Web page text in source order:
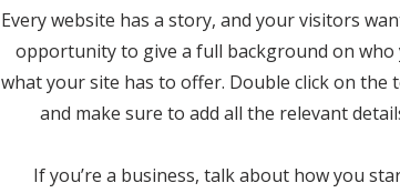
Every website has a story, and your visitors
opportunity to give a full background on who
what your site has to offer. Double click on
and make sure to add all the relevant
If you’re a business, talk about how you